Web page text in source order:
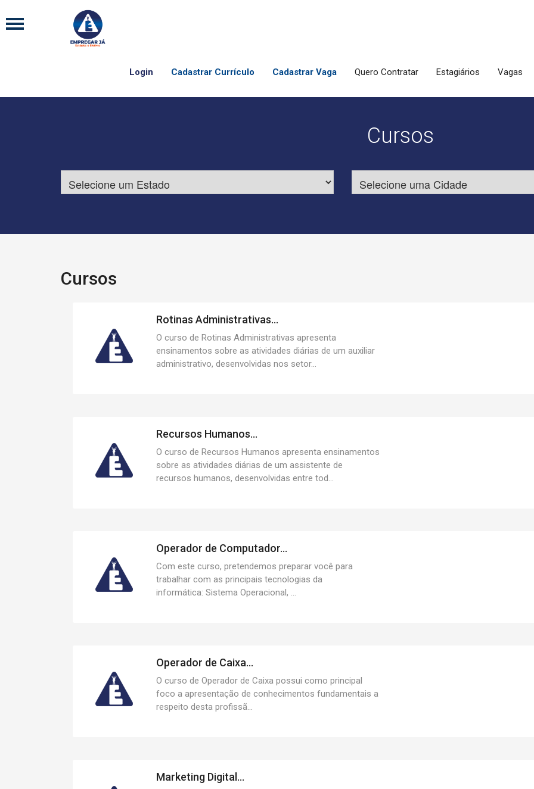
Login Cadastrar Currículo Cadastrar Vaga Quero Contratar Estagiários Vagas
Cursos
Cursos
Rotinas Administrativas...
O curso de Rotinas Administrativas apresenta
ensinamentos sobre as atividades diárias de um auxiliar
administrativo, desenvolvidas nos setor...
Recursos Humanos...
O curso de Recursos Humanos apresenta ensinamentos
sobre as atividades diárias de um assistente de
recursos humanos, desenvolvidas entre tod...
Operador de Computador...
Com este curso, pretendemos preparar você para
trabalhar com as principais tecnologias da
informática: Sistema Operacional, ...
Operador de Caixa...
O curso de Operador de Caixa possui como principal
foco a apresentação de conhecimentos fundamentais a
respeito desta profissã...
Marketing Digital...